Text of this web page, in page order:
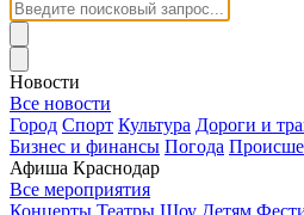
Новости
Все новости
Город Спорт Культура Дороги и
Бизнес и финансы Погода
Афиша Краснодар
Все мероприятия